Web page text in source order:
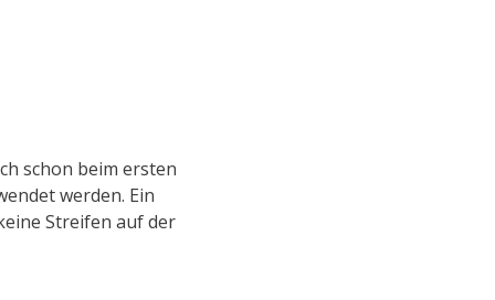
schon beim ersten
werden. Ein
Streifen auf der